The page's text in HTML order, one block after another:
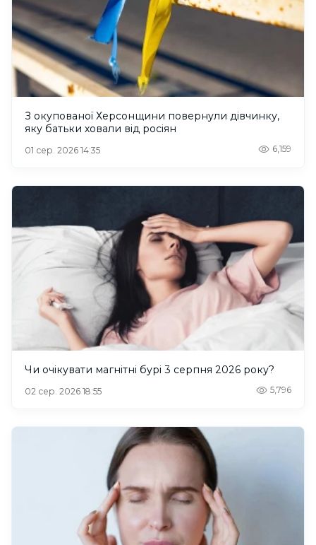
З окупованої Херсонщини повернули дівчинку,
яку батьки ховали від росіян
01 сер. 2026 14:35 6,159
Чи очікувати магнітні бурі 3 серпня 2026 року?
02 сер. 2026 18:55 5,796